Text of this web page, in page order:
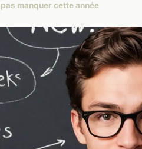
manquer cette année